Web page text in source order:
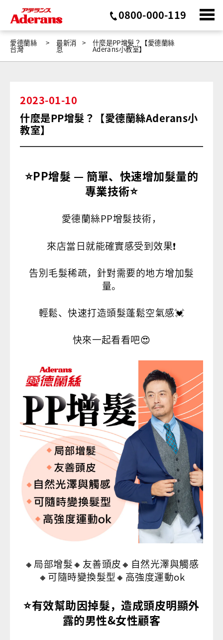
0800-000-119
愛德蘭絲
台灣
最新消
息
什麼是PP增髮？【愛德蘭絲
Aderans小教室】
2023-01-10
什麼是PP增髮？【愛德蘭絲Aderans小
教室】
⭐️PP增髮 — 簡單、快速增加髮量的
專業技術⭐️
愛德蘭絲PP增髮技術，
來店當日就能確實感受到效果❗️
告別毛髮稀疏，針對需要的地方增加髮
量。
輕鬆、快速打造頭髮蓬鬆空氣感💓
快來一起看看吧😍
🔸局部增髮🔸友善頭皮🔸自然光澤與觸感
🔸可隨時變換髮型🔸高強度運動ok
⭐️有效幫助因掉髮，造成頭皮明顯外
露的男性&女性顧客